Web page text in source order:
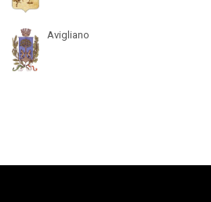
Avigliano